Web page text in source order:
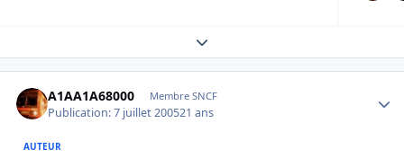
Expand topic overview
A1AA1A68000 Membre SNCF
Publication:7 juillet 200521 ans
AUTEUR